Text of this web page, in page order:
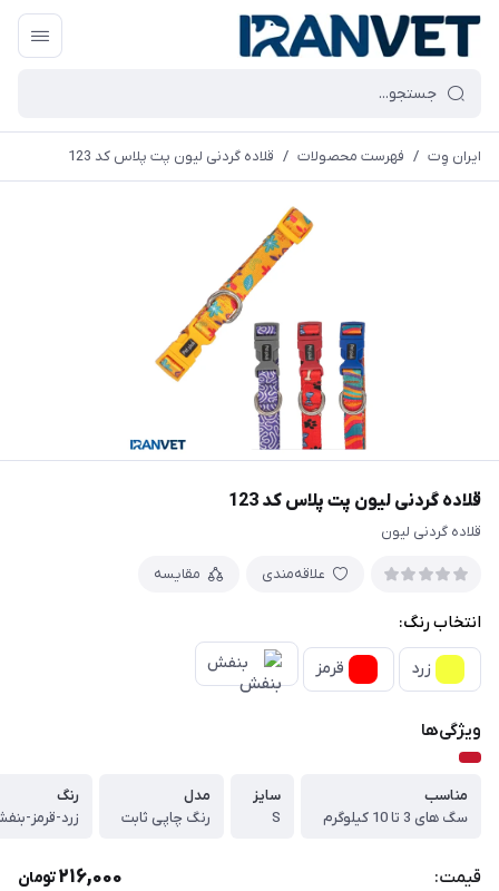
ایران وِت / فهرست محصولات / قلاده گردنی لیون پت پلاس کد 123
قلاده گردنی لیون پت پلاس کد 123
قلاده گردنی لیون
علاقه‌مندی مقایسه
انتخاب رنگ:
زرد قرمز بنفش
ویژگی‌ها
مناسب
سگ های 3 تا 10 کیلوگرم
سایز
S
مدل
رنگ چاپی ثابت
رنگ
زرد-قرمز-
قیمت: 216,000تومان